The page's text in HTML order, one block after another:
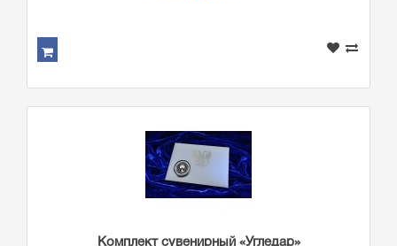
Комплект сувенирный «Угледар»